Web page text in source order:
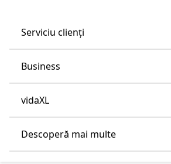
Serviciu clienți
Business
vidaXL
Descoperă mai multe